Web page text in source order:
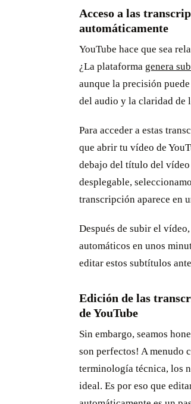
Acceso a las
automáticamente
YouTube hace que sea
¿La plataforma genera
aunque la precisión
del audio y la claridad de
Para acceder a estas
que abrir tu vídeo de
debajo del título del vídeo
desplegable,
transcripción aparece en
Después de subir el
automáticos en unos
editar estos subtítulos
Edición de las
de YouTube
Sin embargo, seamos
son perfectos! A menudo
terminología técnica, los
ideal. Es por eso que